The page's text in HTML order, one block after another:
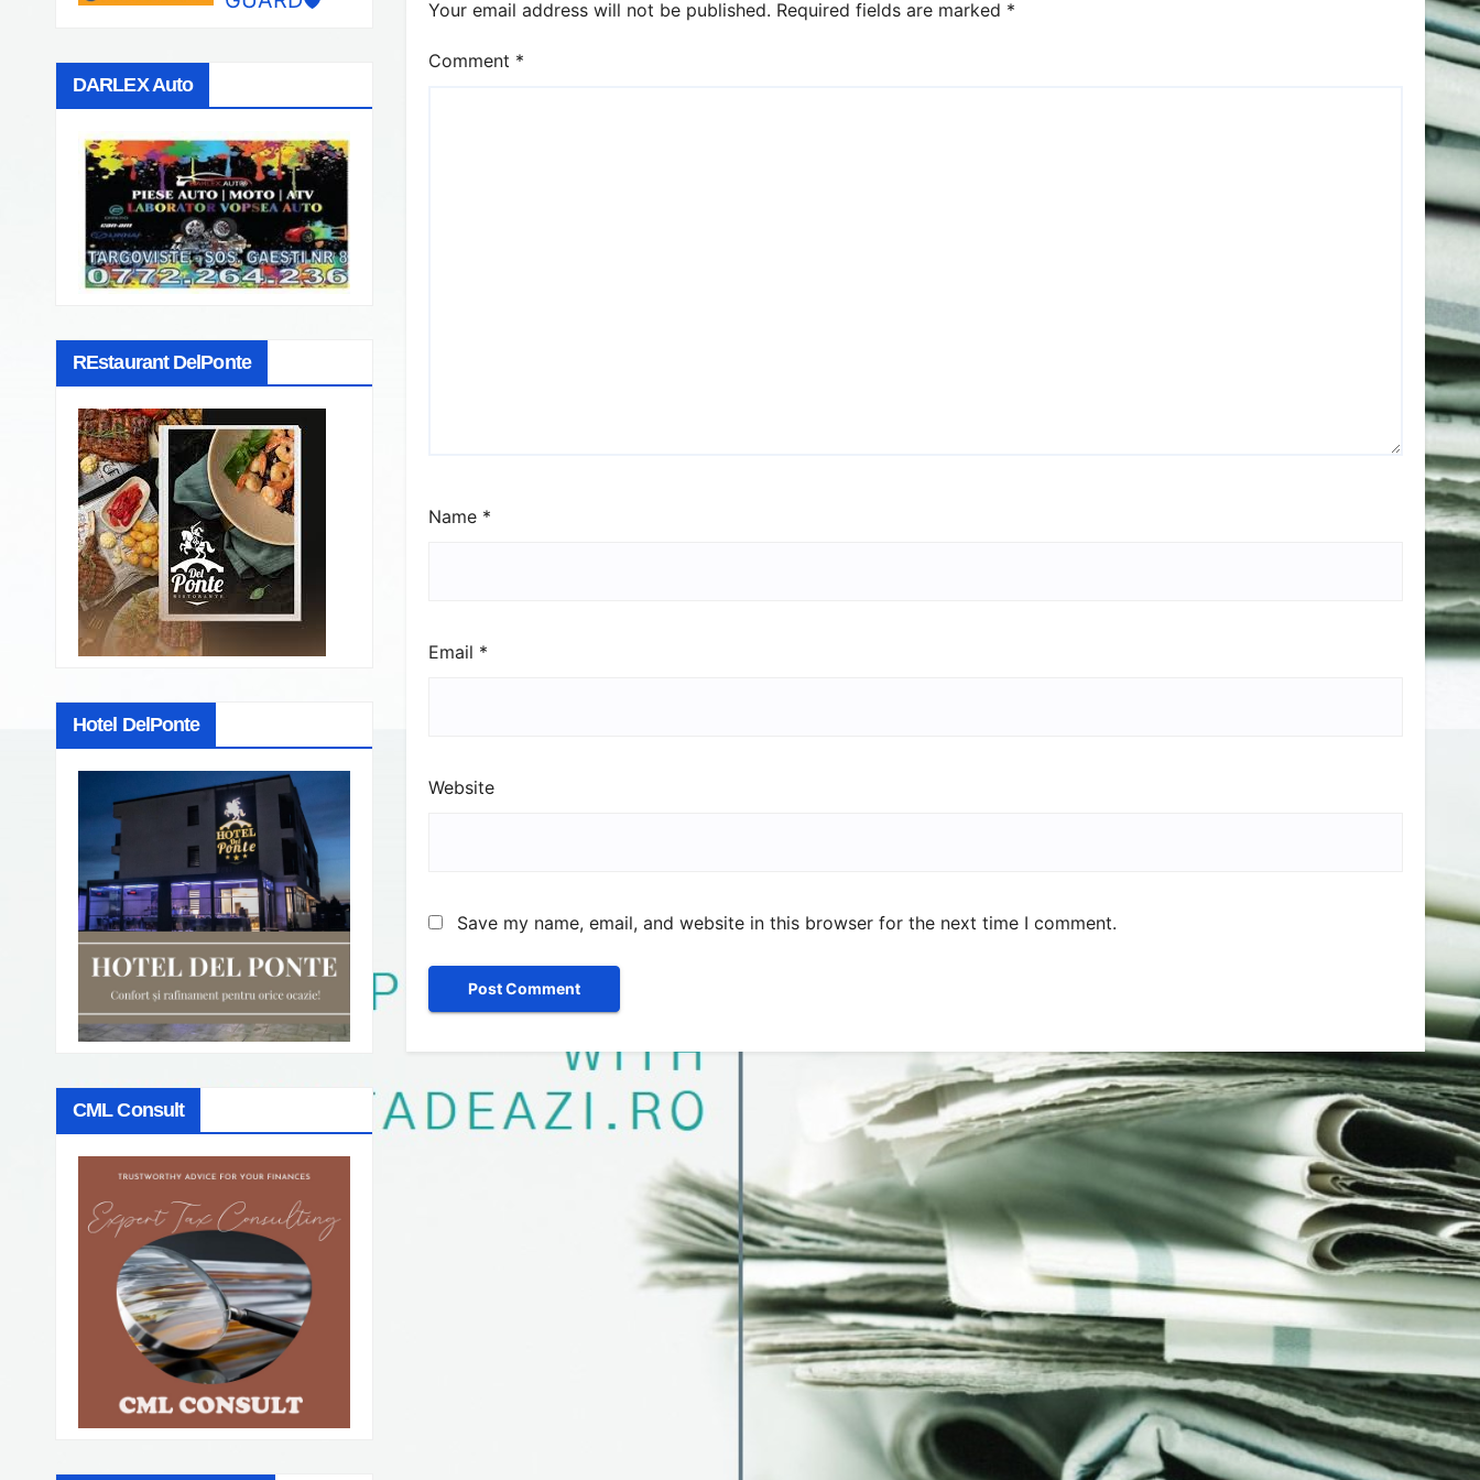
DARLEX Auto
REstaurant DelPonte
Hotel DelPonte
CML Consult
Your email address will not be published. Required fields are marked *
Comment *
Name *
Email *
Website
Save my name, email, and website in this browser for the next time I comment.